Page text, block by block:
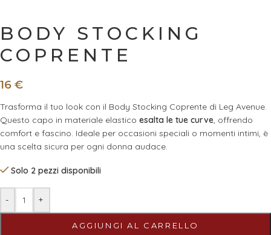
BODY STOCKING
COPRENTE
16 €
Trasforma il tuo look con il Body Stocking Coprente di Leg Avenue.
Questo capo in materiale elastico esalta le tue curve, offrendo
comfort e fascino. Ideale per occasioni speciali o momenti intimi, è
una scelta sicura per ogni donna audace.
Solo 2 pezzi disponibili
- +
AGGIUNGI AL CARRELLO